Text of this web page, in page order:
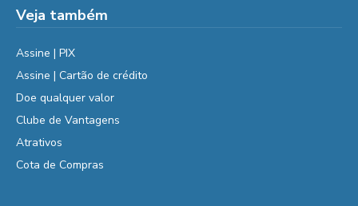
Veja também
Assine | PIX
Assine | Cartão de crédito
Doe qualquer valor
Clube de Vantagens
Atrativos
Cota de Compras